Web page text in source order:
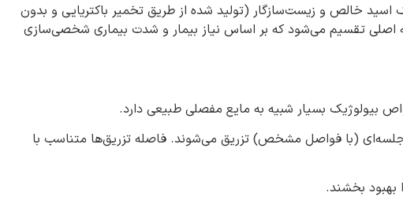
اسید خالص و زیست‌سازگار (تولید شده از طریق تخمیر باکتریایی و بدون
تقسیم می‌شود که بر اساس نیاز بیمار و شدت بیماری شخصی‌سازی
بیولوژیک بسیار شبیه به مایع مفصلی طبیعی دارد.
دلیل تجزیه سریع‌تر رشته‌های خطی توسط آنزیم‌های بدن، این نوع ژل‌ها معمولاً در دوره‌های درمانی ۳ تا ۴ جلسه‌ای (با فواصل مشخص) تزریق می‌شوند. فاصله تزریق‌ها متناسب با
بهبود بخشند.